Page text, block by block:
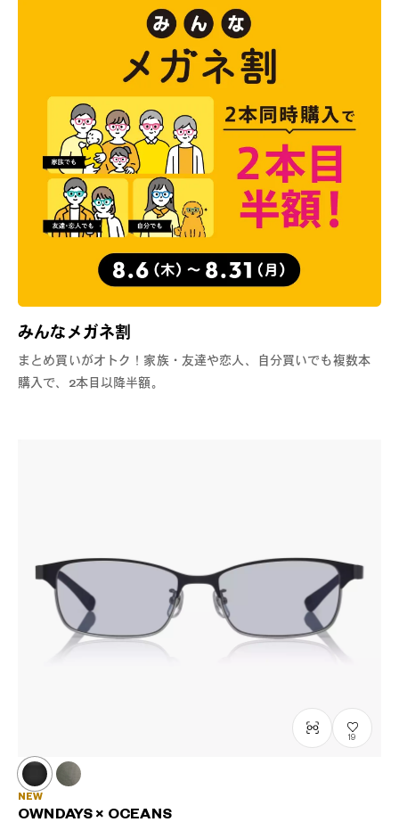
みんなメガネ割
まとめ買いがオトク！家族・友達や恋人、自分買いでも複数本
購入で、2本目以降半額。
19
NEW
OWNDAYS × OCEANS